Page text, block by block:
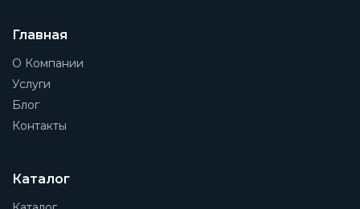
Главная
О Компании
Услуги
Блог
Контакты
Каталог